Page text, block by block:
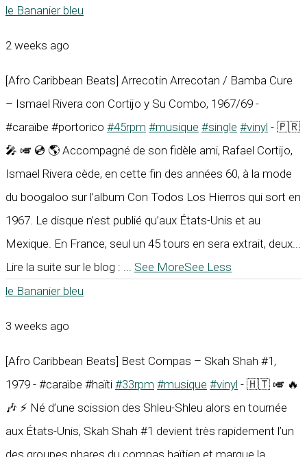
le Bananier bleu
2 weeks ago
[Afro Caribbean Beats] Arrecotin Arrecotan / Bamba Cure
– Ismael Rivera con Cortijo y Su Combo, 1967/69 -
#caraïbe #portorico #45rpm #musique #single #vinyl - 🇵🇷
🎤 🎺 💿 🌎 Accompagné de son fidèle ami, Rafael Cortijo,
Ismael Rivera cède, en cette fin des années 60, à la mode
du boogaloo sur l’album Con Todos Los Hierros qui sort en
1967. Le disque n’est publié qu’aux États-Unis et au
Mexique. En France, seul un 45 tours en sera extrait, deux...
Lire la suite sur le blog :
See MoreSee Less
le Bananier bleu
3 weeks ago
[Afro Caribbean Beats] Best Compas – Skah Shah #1,
1979 - #caraïbe #haïti #33rpm #musique #vinyl - 🇭🇹 🎺 🔥
🎶 ⚡ Né d’une scission des Shleu-Shleu alors en tournée
aux États-Unis, Skah Shah #1 devient très rapidement l’un
des groupes phares du compas haïtien et marque la